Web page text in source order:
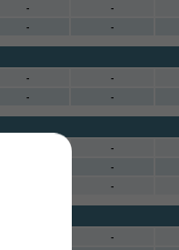
- -
- -
- -
- -
-
-
-
-